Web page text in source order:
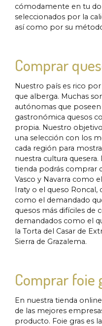
cómodamente en tu
seleccionados por la
así como por su
Comprar
Nuestro país es rico
que alberga. Muchas
autónomas que
gastronómica quesos
propia. Nuestro
una selección con los
cada región para
nuestra cultura
tienda podrás comprar
Vasco y Navarra como
Iraty o el queso Roncal,
como el demandado
quesos más difíciles de
demandados como el
la Torta del Casar de
Sierra de Grazalema.
Comprar foie
En nuestra tienda
de las mejores
producto. Foie gras es